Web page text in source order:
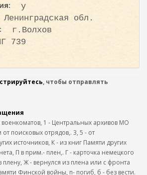
у
Ленинградская обл.
г.Волхов
739
, чтобы отправлять
1 - Центральных архивов МО
поисковых отрядов,. 3, 5 - от
источников, К - из книг Памяти других
П в прим.- плен,. Г - карточка немецкого
Ж - вернулся из плена или с фронта
Финской войны, п- погиб, б - без вести.